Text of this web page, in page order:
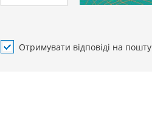
Отримувати відповіді на пошту